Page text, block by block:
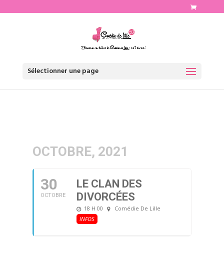
Sélectionner une page
OCTOBRE, 2021
30
OCTOBRE
LE CLAN DES
DIVORCÉES
18 H 00
Comédie De Lille
INFOS